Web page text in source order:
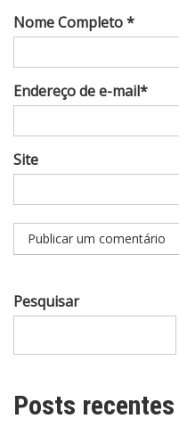
Nome Completo *
Endereço de e-mail*
Site
Pesquisar
Posts recentes